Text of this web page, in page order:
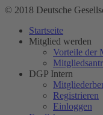
© 2018 Deutsche
Startseite
Mitglied werden
Vorteile der
DGP Intern
Registrieren
Einloggen